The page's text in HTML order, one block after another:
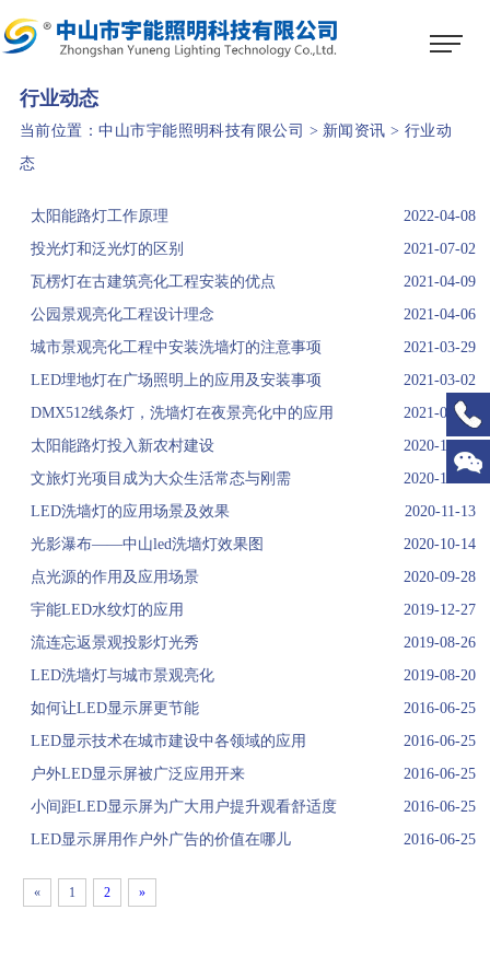
1
行业动态
当前位置：中山市宇能照明科技有限公司 > 新闻资讯 > 行业动
态
太阳能路灯工作原理
2022-04-08
投光灯和泛光灯的区别
2021-07-02
瓦楞灯在古建筑亮化工程安装的优点
2021-04-09
公园景观亮化工程设计理念
2021-04-06
城市景观亮化工程中安装洗墙灯的注意事项
2021-03-29
LED埋地灯在广场照明上的应用及安装事项
2021-03-02
DMX512线条灯，洗墙灯在夜景亮化中的应用
2021-01-16
太阳能路灯投入新农村建设
2020-12-16
文旅灯光项目成为大众生活常态与刚需
2020-12-13
LED洗墙灯的应用场景及效果
2020-11-13
光影瀑布——中山led洗墙灯效果图
2020-10-14
点光源的作用及应用场景
2020-09-28
宇能LED水纹灯的应用
2019-12-27
流连忘返景观投影灯光秀
2019-08-26
LED洗墙灯与城市景观亮化
2019-08-20
如何让LED显示屏更节能
2016-06-25
LED显示技术在城市建设中各领域的应用
2016-06-25
户外LED显示屏被广泛应用开来
2016-06-25
小间距LED显示屏为广大用户提升观看舒适度
2016-06-25
LED显示屏用作户外广告的价值在哪儿
2016-06-25
« 1 2 »